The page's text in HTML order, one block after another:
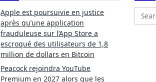
Apple est poursuivie en justice
après qu’une application
frauduleuse sur l’App Store a
escroqué des utilisateurs de 1,8
million de dollars en Bitcoin
Peacock rejoindra YouTube
Premium en 2027 alors que les
Search